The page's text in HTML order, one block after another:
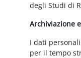
degli Studi di
Archiviazione
I dati
per il tempo